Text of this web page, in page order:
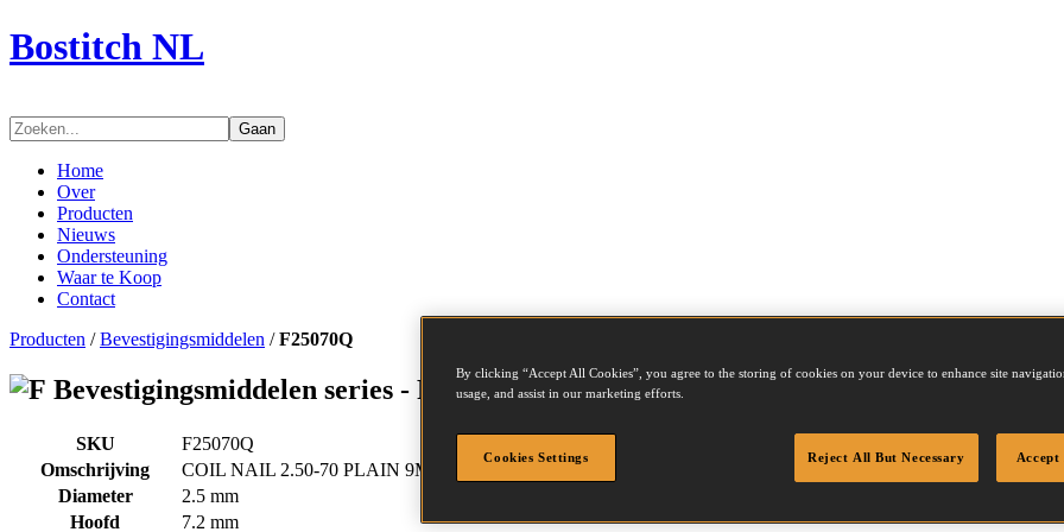
Bostitch NL
Gaan
Home
Over
Producten
Nieuws
Ondersteuning
Waar te Koop
Contact
Producten /Bevestigingsmiddelen /F25070Q
Bevestigingsmiddelen series - F25070Q
SKU
F25070Q
Omschrijving
COIL NAIL 2.50-70 PLAIN 9M
Diameter
2.5 mm
Hoofd
7.2 mm
By clicking “Accept All Cookies”, you agree to the storing of cookies on your device to enhance site
usage, and assist in our marketing efforts.
Cookies Settings Reject All But Necessary Accept